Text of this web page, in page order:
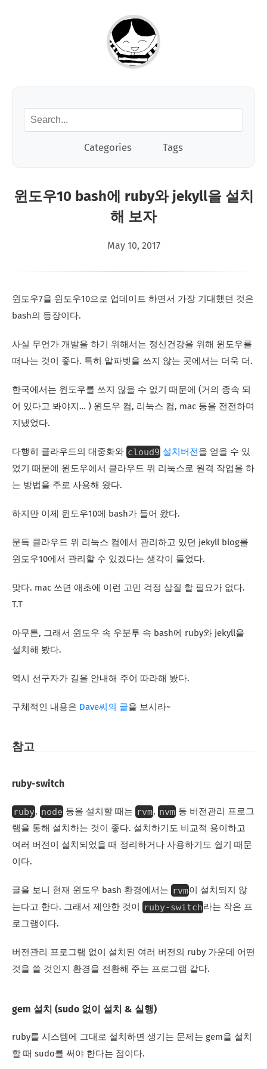
Categories Tags
윈도우10 bash에 ruby와 jekyll을 설치
해 보자
May 10, 2017
윈도우7을 윈도우10으로 업데이트 하면서 가장 기대했던 것은
bash의 등장이다.
사실 무언가 개발을 하기 위해서는 정신건강을 위해 윈도우를
떠나는 것이 좋다. 특히 알파벳을 쓰지 않는 곳에서는 더욱 더.
한국에서는 윈도우를 쓰지 않을 수 없기 때문에 (거의 종속 되
어 있다고 봐야지… ) 윈도우 컴, 리눅스 컴, mac 등을 전전하며
지냈었다.
다행히 클라우드의 대중화와 cloud9 설치버전 을 얻을 수 있
었기 때문에 윈도우에서 클라우드 위 리눅스로 원격 작업을 하
는 방법을 주로 사용해 왔다.
하지만 이제 윈도우10에 bash가 들어 왔다.
문득 클라우드 위 리눅스 컴에서 관리하고 있던 jekyll blog를
윈도우10에서 관리할 수 있겠다는 생각이 들었다.
맞다. mac 쓰면 애초에 이런 고민 걱정 삽질 할 필요가 없다.
T.T
아무튼, 그래서 윈도우 속 우분투 속 bash에 ruby와 jekyll을
설치해 봤다.
역시 선구자가 길을 안내해 주어 따라해 봤다.
구체적인 내용은 Dave씨의 글을 보시라~
참고
ruby-switch
ruby, node 등을 설치할 때는 rvm, nvm 등 버전관리 프로그
램을 통해 설치하는 것이 좋다. 설치하기도 비교적 용이하고
여러 버전이 설치되었을 때 정리하거나 사용하기도 쉽기 때문
이다.
글을 보니 현재 윈도우 bash 환경에서는 rvm이 설치되지 않
는다고 한다. 그래서 제안한 것이
ruby-switch 라는 작은 프
로그램이다.
버전관리 프로그램 없이 설치된 여러 버전의 ruby 가운데 어떤
것을 쓸 것인지 환경을 전환해 주는 프로그램 같다.
gem 설치 (sudo 없이 설치 & 실행)
ruby를 시스템에 그대로 설치하면 생기는 문제는 gem을 설치
할 때 sudo를 써야 한다는 점이다.